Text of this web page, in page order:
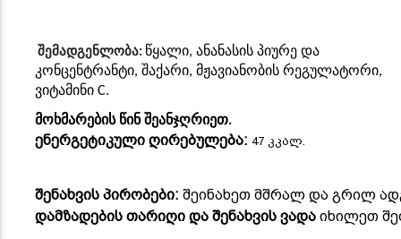
შემადგენლობა: წყალი, ანანასის პიურე და
კონცენტრანტი, შაქარი, მჟავიანობის რეგულატორი,
ვიტამინი C.
მოხმარების წინ შეანჯღრიეთ.
ენერგეტიკული ღირებულება: 47 კკალ.
შენახვის პირობები: შეინახეთ მშრალ და გრილ
დამზადების თარიღი და შენახვის ვადა იხილეთ